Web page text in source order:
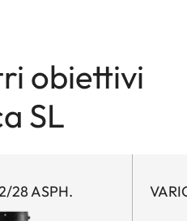
obiettivi
SL
28 ASPH.